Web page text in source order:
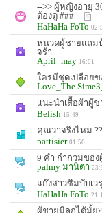
-->> ผู้หญิงอายุ
ต้องดู ###
HaHaHa FoTo
หนวดผู้ชายแถม
จร้า
April_may 16:01
ใครมีชุดเปลือย
Love_The
เเนะนำเสื้อผ้าผู้ช
Belish 15:49
คุณว่าจริงไหม
pattisier 01:56
9 คำ กำกวมขอ
palmy มานิตา
แก๊งสาวซิมบับเ
HaHaHa FoTo
ผู้ชายมีลูกได้มั้ย